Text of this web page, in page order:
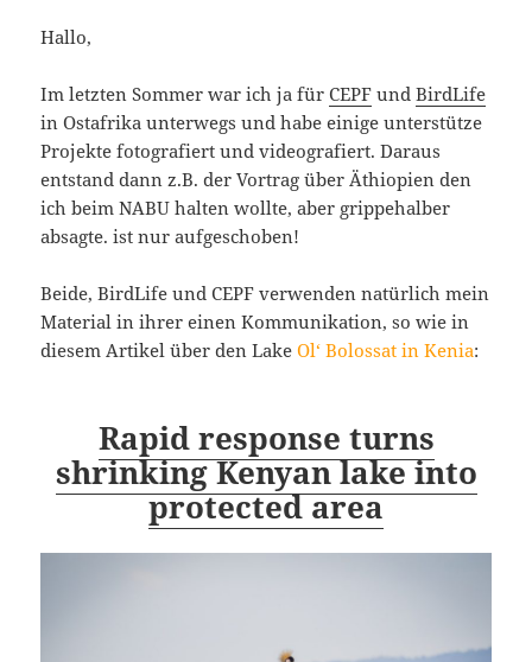
Hallo,
Im letzten Sommer war ich ja fürCEPF undBirdLife
in Ostafrika unterwegs und habe einige unterstütze
Projekte fotografiert und videografiert. Daraus
entstand dann z.B. der Vortrag über Äthiopien den
ich beim NABU halten wollte, aber grippehalber
absagte. ist nur aufgeschoben!
Beide, BirdLife und CEPF verwenden natürlich mein
Material in ihrer einen Kommunikation, so wie in
diesem Artikel über den LakeOl‘ Bolossat in Kenia:
Rapid response turns
shrinking Kenyan lake into
protected area